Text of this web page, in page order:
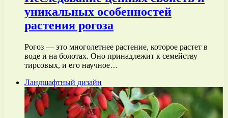
уникальных особенностей
растения рогоза
Рогоз — это многолетнее растение, которое растет в
воде и на болотах. Оно принадлежит к семейству
тирсовых, и его научное…
Ландшафтный дизайн